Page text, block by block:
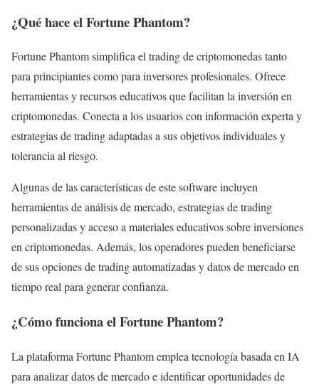
¿Qué hace el Fortune Phantom?
Fortune Phantom simplifica el trading de criptomonedas tanto
para principiantes como para inversores profesionales. Ofrece
herramientas y recursos educativos que facilitan la inversión en
criptomonedas. Conecta a los usuarios con información experta y
estrategias de trading adaptadas a sus objetivos individuales y
tolerancia al riesgo.
Algunas de las características de este software incluyen
herramientas de análisis de mercado, estrategias de trading
personalizadas y acceso a materiales educativos sobre inversiones
en criptomonedas. Además, los operadores pueden beneficiarse
de sus opciones de trading automatizadas y datos de mercado en
tiempo real para generar confianza.
¿Cómo funciona el Fortune Phantom?
La plataforma Fortune Phantom emplea tecnología basada en IA
para analizar datos de mercado e identificar oportunidades de